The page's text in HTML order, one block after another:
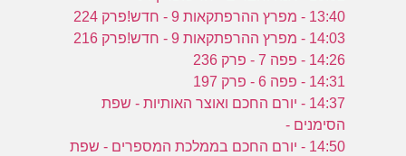
13:40 - מפרץ ההרפתקאות 9 - חדש!פרק 224
14:03 - מפרץ ההרפתקאות 9 - חדש!פרק 216
14:26 - פפה 7 - פרק 236
14:31 - פפה 6 - פרק 197
14:37 - יורם החכם ואוצר האותיות - שפת
הסימנים -
14:50 - יורם החכם בממלכת המספרים - שפת